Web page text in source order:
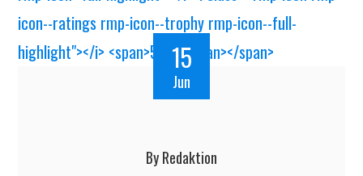
15
Jun
ByRedaktion